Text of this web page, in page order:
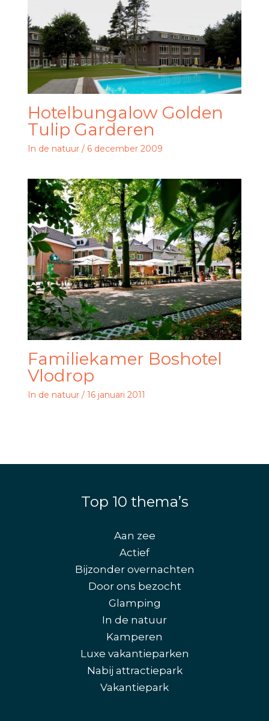
Hotelbungalow Golden
Tulip Garderen
In de natuur/ 6 december 2009
Familiekamer Boshotel
Vlodrop
In de natuur/ 16 januari 2011
Top 10 thema’s
Aan zee
Actief
Bijzonder overnachten
Door ons bezocht
Glamping
In de natuur
Kamperen
Luxe vakantieparken
Nabij attractiepark
Vakantiepark